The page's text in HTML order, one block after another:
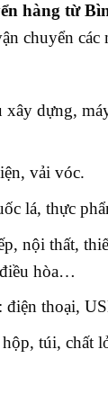
hàng từ
chuyển các
xây dựng,
vải vóc.
lá, thực
nội thất,
hòa…
điện thoại,
túi, chất